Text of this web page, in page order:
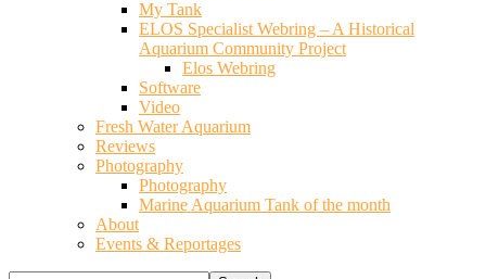
My Tank
ELOS Specialist Webring – A Historical
Aquarium Community Project
Elos Webring
Software
Video
Fresh Water Aquarium
Reviews
Photography
Photography
Marine Aquarium Tank of the month
About
Events & Reportages